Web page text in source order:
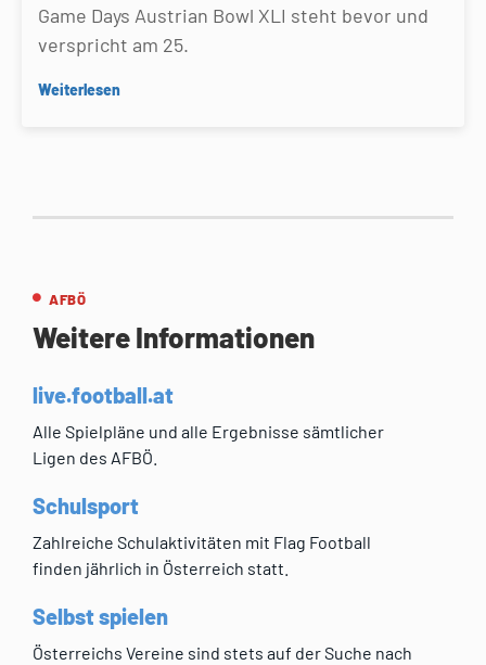
Game Days Austrian Bowl XLI steht bevor und
verspricht am 25.
Weiterlesen
AFBÖ
Weitere Informationen
live.football.at
Alle Spielpläne und alle Ergebnisse sämtlicher
Ligen des AFBÖ.
Schulsport
Zahlreiche Schulaktivitäten mit Flag Football
finden jährlich in Österreich statt.
Selbst spielen
Österreichs Vereine sind stets auf der Suche nach